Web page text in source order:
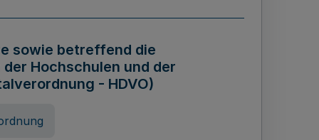
sowie betreffend die
Hochschulen und der
- HDVO)